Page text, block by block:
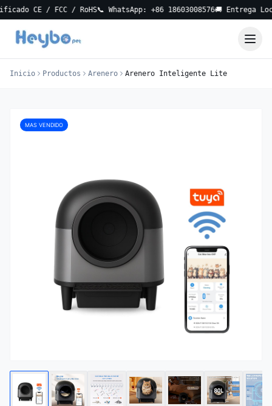
CE / FCC / RoHS📞 WhatsApp: +86 18603008576🚚 Entrega Local en
Inicio Productos Arenero Arenero Inteligente Lite
MAS VENDIDO